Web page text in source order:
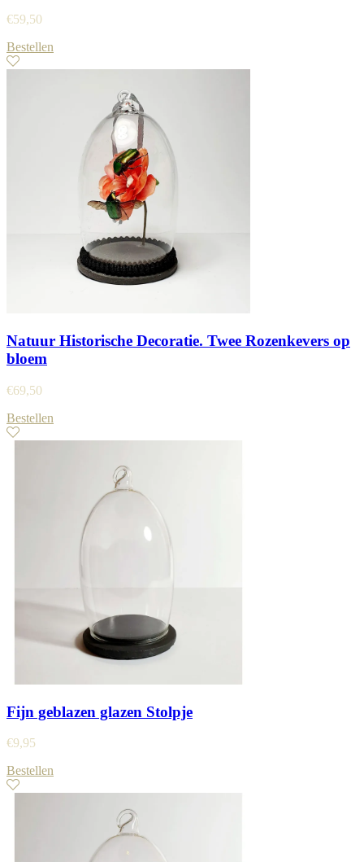
€59,50
Bestellen
Natuur Historische Decoratie. Twee Rozenkevers op
bloem
€69,50
Bestellen
Fijn geblazen glazen Stolpje
€9,95
Bestellen